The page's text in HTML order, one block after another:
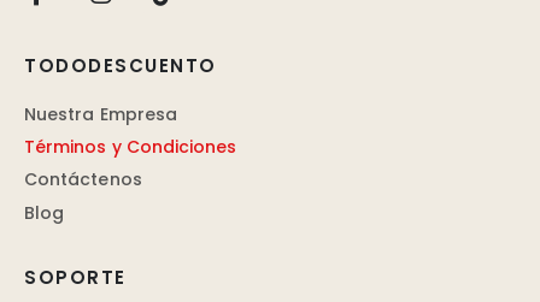
TODODESCUENTO
Nuestra Empresa
Términos y Condiciones
Contáctenos
Blog
SOPORTE